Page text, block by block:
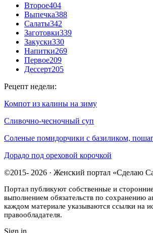
Второе404
Выпечка388
Салаты342
Заготовки339
Закуски330
Напитки269
Первое209
Дессерт205
Рецепт недели:
Компот из калины на зиму
Сливочно-чесночный суп
Соленые помидорчики с базиликом,
Дорадо под ореховой корочкой
©2015- 2026 · Женский портал «Сделаю
Портал публикуют собственные и
выполнением обязательств по сохранению
каждом материале указываются ссылки на
правообладателя.
Sign in